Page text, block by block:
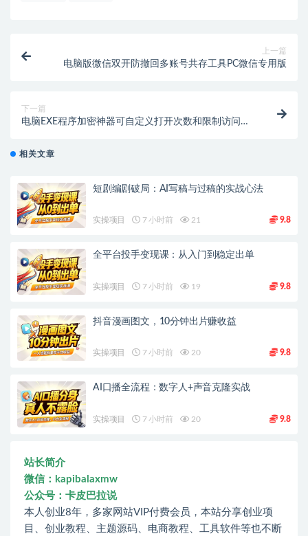
上一篇
电脑版微信双开防撤回多账号共存工具PC微信专用版
下一篇
电脑EXE程序加密神器可自定义打开次数和限制访问时
相关文章
短剧编剧破局：AI写稿与过稿的实战心法
实操项目 7 小时前 21 9.8
全平台投手变现课：从入门到稳定出单
实操项目 7 小时前 19 9.8
抖音漫画图文，10分钟出片赚收益
实操项目 7 小时前 20 9.8
AI口播全流程：数字人+声音克隆实战
实操项目 7 小时前 20 9.8
站长简介
微信：kapibalaxmw
公众号：卡皮巴拉说
本人创业8年，多家网站VIP付费会员，本站分享创业项
目、创业教程、主题源码、电商教程、工具软件等也不断